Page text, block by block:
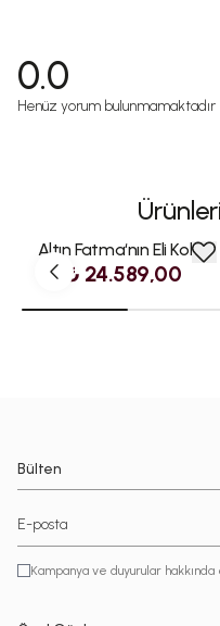
0.0
Henüz yorum bulunmamaktadır
Altın Fatma‘nın Eli Kolye
₺ 24.589,00
Bülten
Kampanya ve duyurular